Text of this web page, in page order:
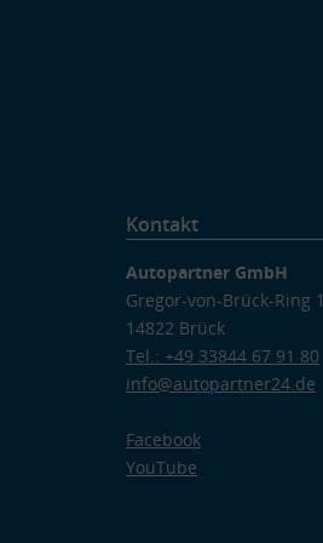
Kontakt
Autopartner GmbH
Gregor-von-Brück-Ring 1
14822 Brück
Tel.: +49 33844 67 91 80
info@autopartner24.de
Facebook
YouTube